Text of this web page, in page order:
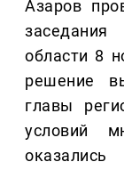
Азаров
области 8
решение
главы
условий